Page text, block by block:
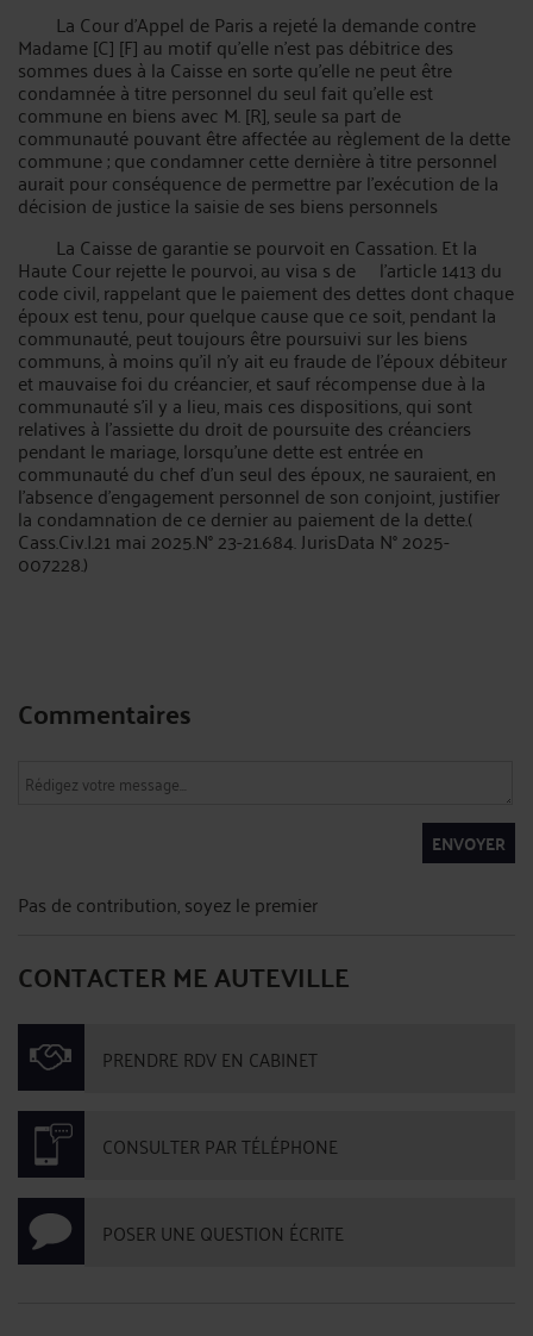
La Cour d’Appel de Paris a rejeté la demande contre
Madame [C] [F] au motif qu’elle n'est pas débitrice des
sommes dues à la Caisse en sorte qu'elle ne peut être
condamnée à titre personnel du seul fait qu'elle est
commune en biens avec M. [R], seule sa part de
communauté pouvant être affectée au règlement de la dette
commune ; que condamner cette dernière à titre personnel
aurait pour conséquence de permettre par l'exécution de la
décision de justice la saisie de ses biens personnels
La Caisse de garantie se pourvoit en Cassation. Et la
Haute Cour rejette le pourvoi, au visa s de l'article 1413 du
code civil, rappelant que le paiement des dettes dont chaque
époux est tenu, pour quelque cause que ce soit, pendant la
communauté, peut toujours être poursuivi sur les biens
communs, à moins qu'il n'y ait eu fraude de l'époux débiteur
et mauvaise foi du créancier, et sauf récompense due à la
communauté s'il y a lieu, mais ces dispositions, qui sont
relatives à l'assiette du droit de poursuite des créanciers
pendant le mariage, lorsqu'une dette est entrée en
communauté du chef d'un seul des époux, ne sauraient, en
l'absence d'engagement personnel de son conjoint, justifier
la condamnation de ce dernier au paiement de la dette.(
Cass.Civ.I.21 mai 2025.N° 23-21.684. JurisData N° 2025-
007228.)
Commentaires
ENVOYER
Pas de contribution, soyez le premier
CONTACTER ME AUTEVILLE
PRENDRE RDV EN CABINET
CONSULTER PAR TÉLÉPHONE
POSER UNE QUESTION ÉCRITE